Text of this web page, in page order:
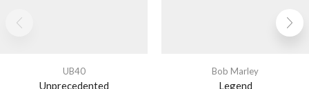
UB40
Unprecedented
Bob Marley
Legend